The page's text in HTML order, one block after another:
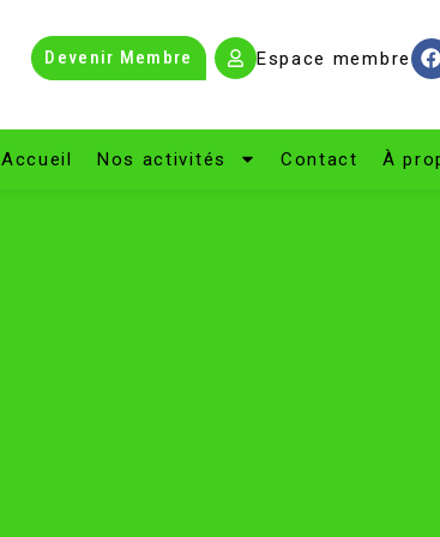
Devenir Membre Espace membre
Accueil Nos activités Contact À